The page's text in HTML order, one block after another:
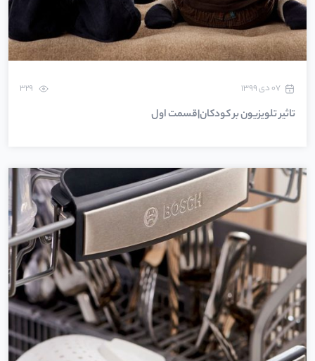
۰۷ دی ۱۳۹۹
تاثیر تلویزیون بر کودکان|قسمت اول